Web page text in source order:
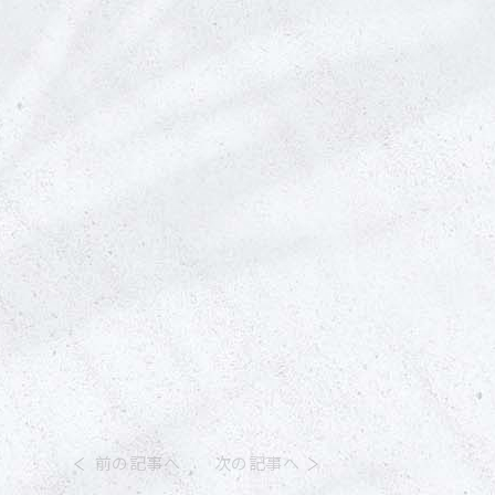
前の記事へ 次の記事へ